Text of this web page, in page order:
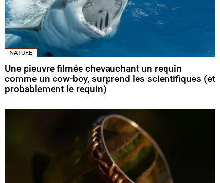
NATURE
Une pieuvre filmée chevauchant un requin
comme un cow-boy, surprend les scientifiques (et
probablement le requin)